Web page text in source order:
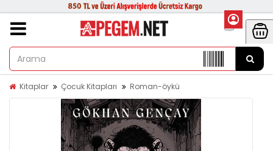
Kitaplar Çocuk Kitapları Roman-öykü